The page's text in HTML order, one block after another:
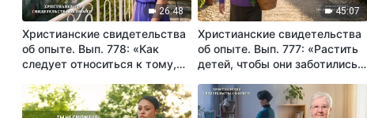
26:48
Христианские свидетельства
об опыте. Вып. 778: «Как
следует относиться к тому,
45:07
Христианские свидетельства
об опыте. Вып. 777: «Растить
детей, чтобы они заботились о
правильный ли это взгляд?